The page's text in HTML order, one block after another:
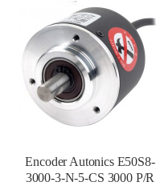
Encoder Autonics E50S8-
3000-3-N-5-CS 3000 P/R